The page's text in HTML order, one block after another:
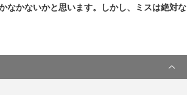
なかないかと思います。しかし、ミスは絶対な